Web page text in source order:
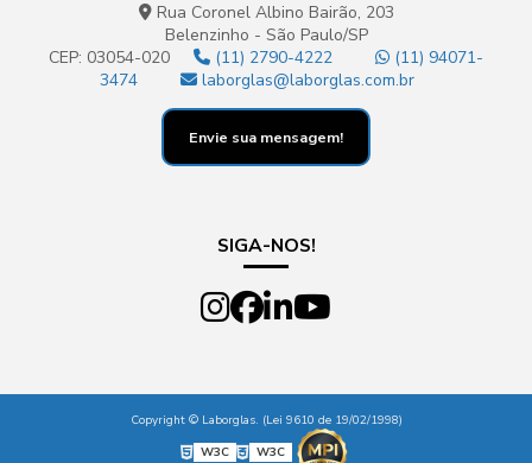
Rua Coronel Albino Bairão, 203
Belenzinho - São Paulo/SP
CEP: 03054-020
(11) 2790-4222
(11) 94071-
3474
laborglas@laborglas.com.br
Envie sua mensagem!
SIGA-NOS!
Copyright © Laborglas. (Lei 9610 de 19/02/1998)
W3C
W3C